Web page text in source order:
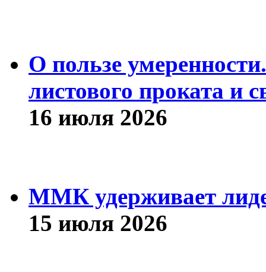
О пользе
листового проката и
16 июля 2026
ММК удерживает
15 июля 2026